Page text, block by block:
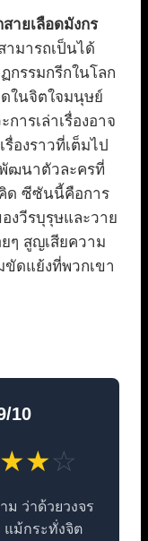
ายเลือดมังกร
มารถเป็นได้
กรรมกรีกในโลก
ในจิตใจมนุษย์
ารเล่าเรื่องอาจ
องราวที่เต็มไป
ฒนาตัวละครที่
ด ซีซันนี้คือการ
งวีรบุรุษและวาย
ๆ สูญเสียความ
ขัดแย้งที่พวกเขา
10
★★☆
ว่าด้วยวงจร
ม้กระทั่งจิต